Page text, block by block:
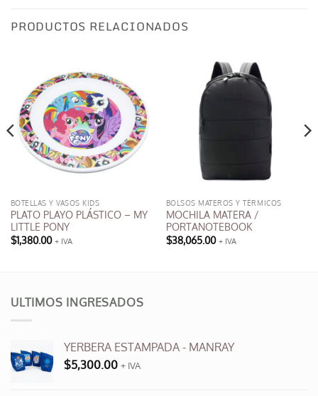
PRODUCTOS RELACIONADOS
BOTELLAS Y VASOS KIDS
PLATO PLAYO PLÁSTICO – MY
LITTLE PONY
$1,380.00 + IVA
BOLSOS MATEROS Y TÉRMICOS
MOCHILA MATERA /
PORTANOTEBOOK
$38,065.00 + IVA
ULTIMOS INGRESADOS
YERBERA ESTAMPADA - MANRAY
$5,300.00 + IVA